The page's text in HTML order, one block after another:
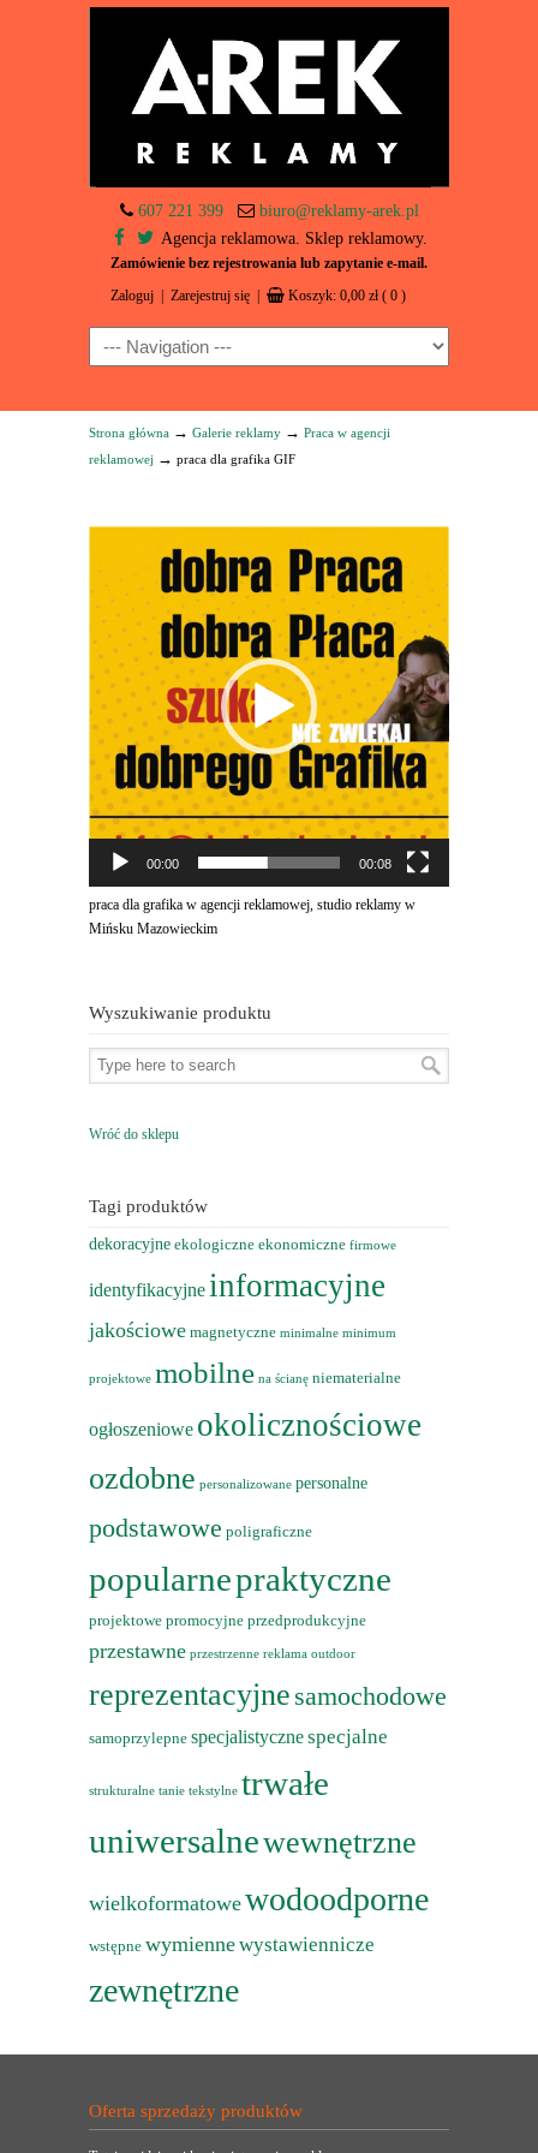
607 221 399
biuro@reklamy-arek.pl
Agencja reklamowa. Sklep reklamowy.
Zamówienie bez rejestrowania lub zapytanie e-mail.
Zaloguj Zarejestruj się Koszyk: 0,00 zł ( 0 )
Navigation
Strona główna → Galerie reklamy → Praca w agencji
reklamowej → praca dla grafika GIF
00:00 00:08
praca dla grafika w agencji reklamowej, studio reklamy w
Mińsku Mazowieckim
Wyszukiwanie produktu
Wróć do sklepu
Tagi produktów
dekoracyjne ekologiczne ekonomiczne firmowe
identyfikacyjneinformacyjne
jakościowe magnetyczne minimalne minimum
projektowe mobilne na ścianę niematerialne
ogłoszeniowe okolicznościowe
ozdobne personalizowane personalne
podstawowe poligraficzne
popularnepraktyczne
projektowe promocyjne przedprodukcyjne
przestawne przestrzenne reklama outdoor
reprezentacyjne samochodowe
samoprzylepne specjalistycznespecjalne
strukturalne tanie tekstylne trwałe
uniwersalnewewnętrzne
wielkoformatowewodoodporne
wstępne wymiennewystawiennicze
zewnętrzne
Oferta sprzedaży produktów